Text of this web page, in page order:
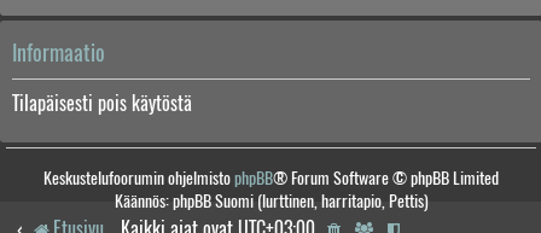
Informaatio
Tilapäisesti pois käytöstä
Keskustelufoorumin ohjelmistophpBB® Forum Software © phpBB Limited
Käännös: phpBB Suomi (lurttinen, harritapio, Pettis)